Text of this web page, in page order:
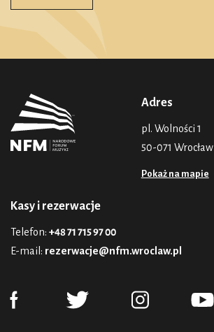
Adres
pl. Wolności 1
50-071 Wrocław
Pokaż na mapie
Kasy i rezerwacje
Telefon: +48 71 715 97 00
E-mail: rezerwacje@nfm.wroclaw.pl